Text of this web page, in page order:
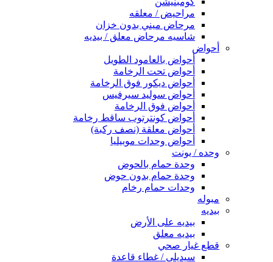
مراحيض / معلقه
مرحاض ميني بدون خزان
شاسيه مرحاض معلق / بيديه
أحواض
أحواض بالعامود الطويل
أحواض تحت الرخامة
أحواض ديكور فوق الرخامة
أحواض سوليد سيرفيس
أحواض فوق الرخامة
أحواض كونترتوب ساقط رخامة
أحواض معلقة (نصف ركبة)
أحواض وحدات موبيليا
وحده / يونت
وحدة حمام بالحوض
وحدة حمام بدون حوض
وحدات حمام رخام
مبوله
بيديه
بيديه على الأرض
بيديه معلق
قطع غيار صحي
سيديلى / غطاء قاعدة